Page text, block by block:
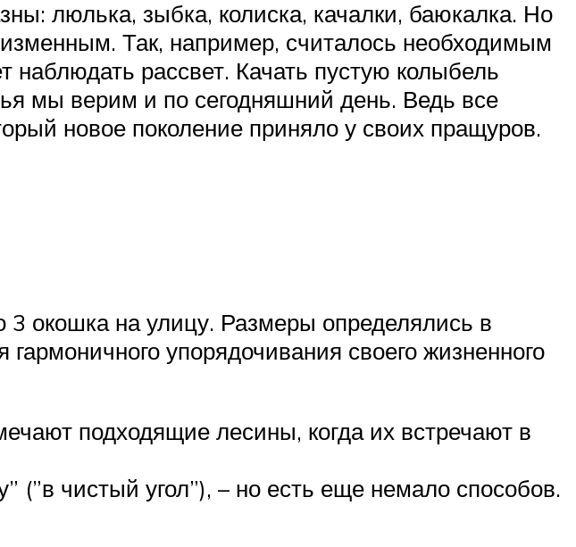
люлька, зыбка, колиска, качалки, баюкалка. Но
Так, например, считалось необходимым
рассвет. Качать пустую колыбель
мы верим и по сегодняшний день. Ведь все
новое поколение приняло у своих пращуров.
окошка на улицу. Размеры определялись в
упорядочивания своего жизненного
подходящие лесины, когда их встречают в
(”в чистый угол”), – но есть еще немало способов.